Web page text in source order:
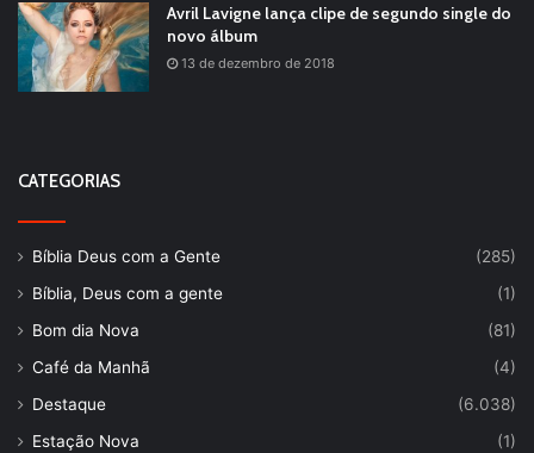
Avril Lavigne lança clipe de segundo single do
novo álbum
13 de dezembro de 2018
CATEGORIAS
Bíblia Deus com a Gente
(285)
Bíblia, Deus com a gente
(1)
Bom dia Nova
(81)
Café da Manhã
(4)
Destaque
(6.038)
Estação Nova
(1)